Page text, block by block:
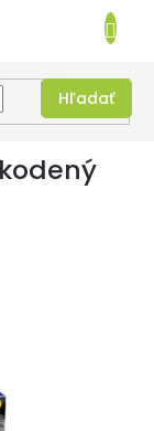
Hľadať
KOŠÍK